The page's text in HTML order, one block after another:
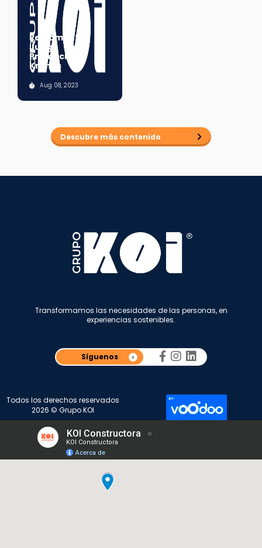
Reglamento
Juego
Promocional
Kronus
Aug 08, 2023
Descubre más contenido
Transformamos las necesidades de las personas, en
experiencias sostenibles.
Síguenos
Todos los derechos reservados
2026 © Grupo KOI